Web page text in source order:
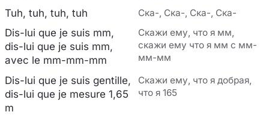
Tuh, tuh, tuh, tuh Ска-, Ска-, Ска-, Ска-
Dis-lui que je suis mm,
dis-lui que je suis mm,
avec le mm-mm-mm
Скажи ему, что я мм,
скажи ему что я мм с мм-
мм-мм
Dis-lui que je suis gentille,
dis-lui que je mesure 1,65
m
Скажи ему, что я добрая,
что я 165